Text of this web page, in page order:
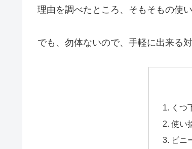
理由を調べたところ、そもそもの使
でも、勿体ないので、手軽に出来る
くつ
使い
ビニ